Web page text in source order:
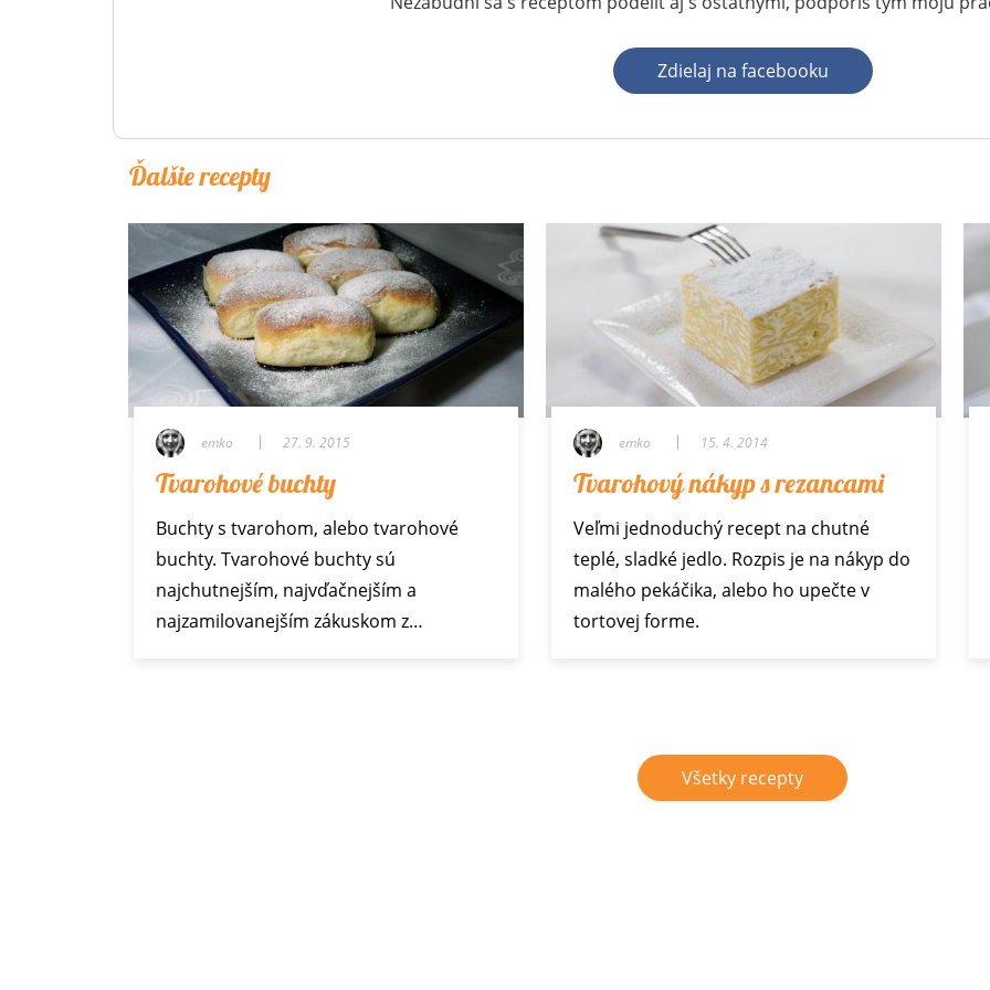
Zdielaj na facebooku
Ďalšie recepty
emko 27. 9. 2015
Tvarohové buchty
Buchty s tvarohom, alebo tvarohové
buchty. Tvarohové buchty sú
najchutnejším, najvďačnejším a
najzamilovanejším zákuskom z…
emko 15. 4. 2014
Tvarohový nákyp s rezancami
Veľmi jednoduchý recept na chutné
teplé, sladké jedlo. Rozpis je na nákyp do
malého pekáčika, alebo ho upečte v
tortovej forme.
Všetky recepty